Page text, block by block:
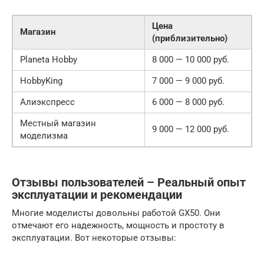
Магазин
Цена
(приблизительно)
Planeta Hobby
8 000 — 10 000 руб.
HobbyKing
7 000 — 9 000 руб.
Алиэкспресс
6 000 — 8 000 руб.
Местный магазин
моделизма
9 000 — 12 000 руб.
Отзывы пользователей – Реальный опыт
эксплуатации и рекомендации
Многие моделисты довольны работой GX50. Они
отмечают его надежность, мощность и простоту в
эксплуатации. Вот некоторые отзывы: